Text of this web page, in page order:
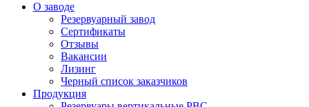
О заводе
Резервуарный завод
Сертификаты
Отзывы
Вакансии
Лизинг
Черный список заказчиков
Продукция